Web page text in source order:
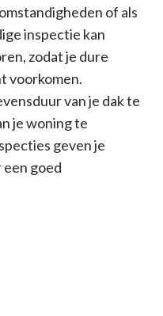
of als
inspectie kan
zodat je dure
voorkomen.
van je dak te
je woning te
geven je
goed